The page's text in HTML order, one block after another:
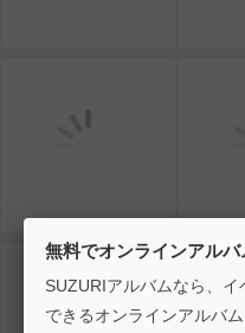
無料でオンラインアルバ
SUZURIアルバムなら、
できるオンラインアルバ